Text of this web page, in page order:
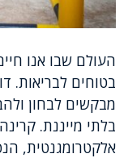
העולם שבו אנו
בטוחים לבריאות.
מבקשים לבחון
בלתי מייננת.
אלקטרומגנטית,